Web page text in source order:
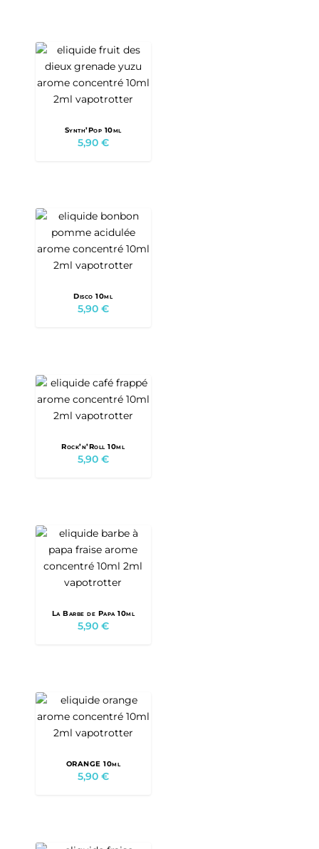
Synth’Pop 10ml
5,90 €
Disco 10ml
5,90 €
Rock’n’Roll 10ml
5,90 €
La Barbe de Papa 10ml
5,90 €
ORANGE 10ml
5,90 €